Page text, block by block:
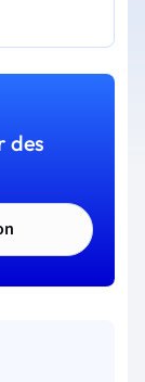
des